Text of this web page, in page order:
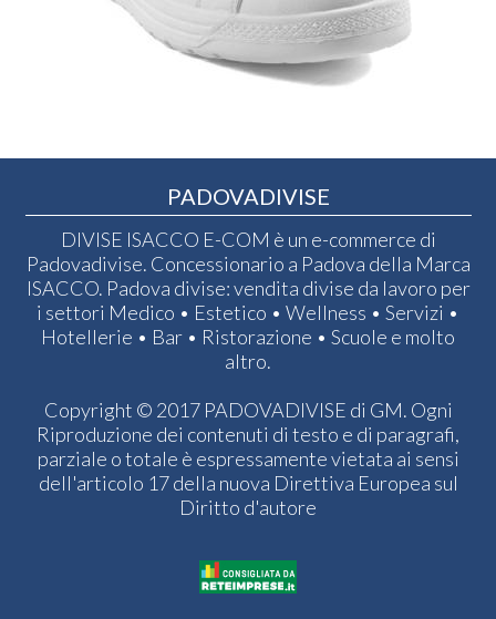
PADOVADIVISE
DIVISE ISACCO E-COM è un e-commerce di
Padovadivise. Concessionario a Padova della Marca
ISACCO. Padova divise: vendita divise da lavoro per
i settori Medico • Estetico • Wellness • Servizi •
Hotellerie • Bar • Ristorazione • Scuole e molto
altro.
Copyright © 2017 PADOVADIVISE di GM. Ogni
Riproduzione dei contenuti di testo e di paragrafi,
parziale o totale è espressamente vietata ai sensi
dell'articolo 17 della nuova Direttiva Europea sul
Diritto d'autore